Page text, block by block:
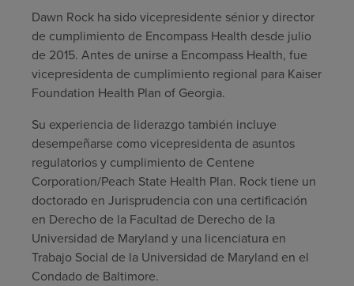
Buscar un centro
Inversores
Pagar mi factura
Dawn Rock ha sido vicepresidente sénior y director
de cumplimiento de Encompass Health desde julio
de 2015. Antes de unirse a Encompass Health, fue
vicepresidenta de cumplimiento regional para Kaiser
Foundation Health Plan of Georgia.
Su experiencia de liderazgo también incluye
desempeñarse como vicepresidenta de asuntos
regulatorios y cumplimiento de Centene
Corporation/Peach State Health Plan. Rock tiene un
doctorado en Jurisprudencia con una certificación
en Derecho de la Facultad de Derecho de la
Universidad de Maryland y una licenciatura en
Trabajo Social de la Universidad de Maryland en el
Condado de Baltimore.